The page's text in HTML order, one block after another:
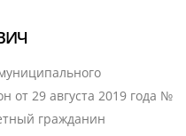
от 29 августа 2019 года №
гражданин